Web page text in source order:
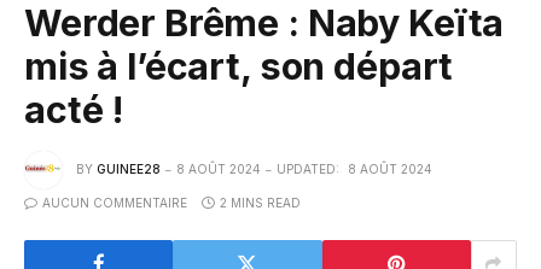
Werder Brême : Naby Keïta
mis à l’écart, son départ
acté !
BY GUINEE28 8 AOÛT 2024 UPDATED: 8 AOÛT 2024
AUCUN COMMENTAIRE 2 MINS READ